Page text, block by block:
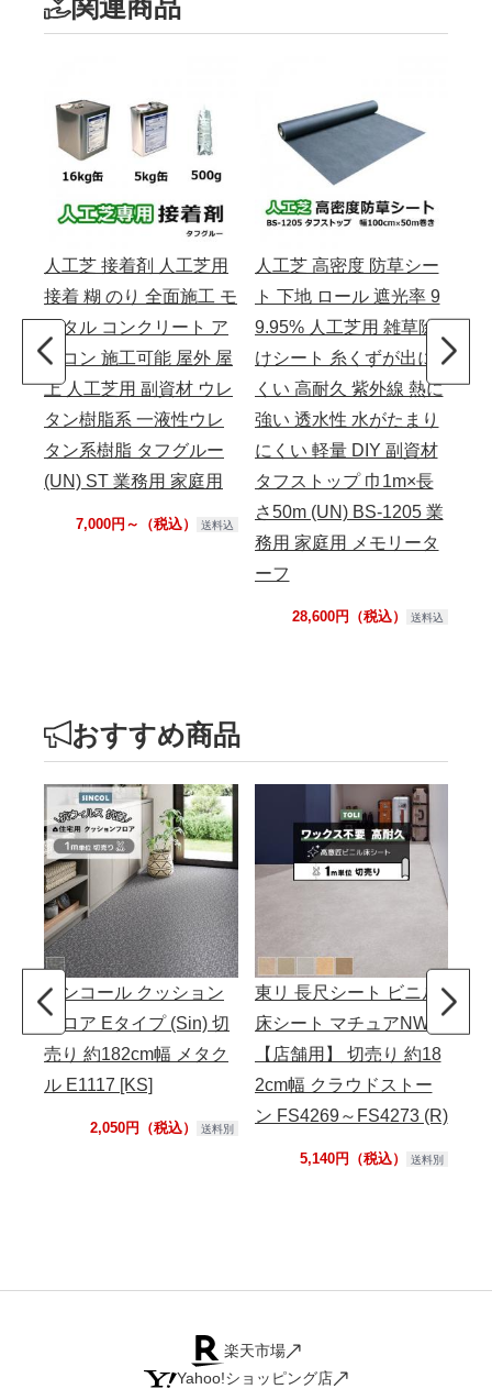
関連商品
人工芝 接着剤 人工芝用
接着 糊 のり 全面施工 モ
ルタル コンクリート ア
スコン 施工可能 屋外 屋
上 人工芝用 副資材 ウレ
タン樹脂系 一液性ウレ
タン系樹脂 タフグルー
(UN) ST 業務用 家庭用
7,000円～（税込） 送料込
人工芝 高密度 防草シー
ト 下地 ロール 遮光率 9
9.95% 人工芝用 雑草除
けシート 糸くずが出に
くい 高耐久 紫外線 熱に
強い 透水性 水がたまり
にくい 軽量 DIY 副資材
タフストップ 巾1m×長
さ50m (UN) BS-1205 業
務用 家庭用 メモリータ
ーフ
28,600円（税込） 送料込
室
おすすめ商品
シンコール クッション
フロア Eタイプ (Sin) 切
売り 約182cm幅 メタク
ル E1117 [KS]
2,050円（税込） 送料別
東リ 長尺シート ビニル
床シート マチュアNW
【店舗用】 切売り 約18
2cm幅 クラウドストー
ン FS4269～FS4273 (R)
5,140円（税込） 送料別
楽天市場
Yahoo!ショッピング店